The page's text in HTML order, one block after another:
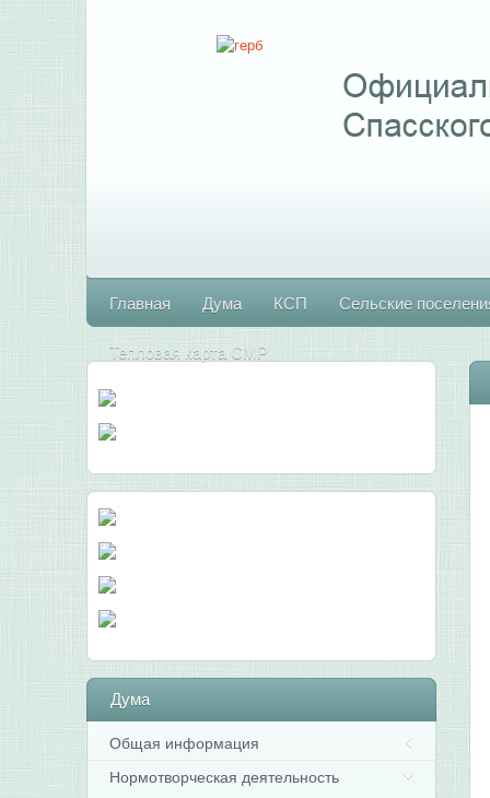
Главная Дума КСП Сельские
Тепловая карта СМР
Дума
Общая информация
Нормотворческая деятельность